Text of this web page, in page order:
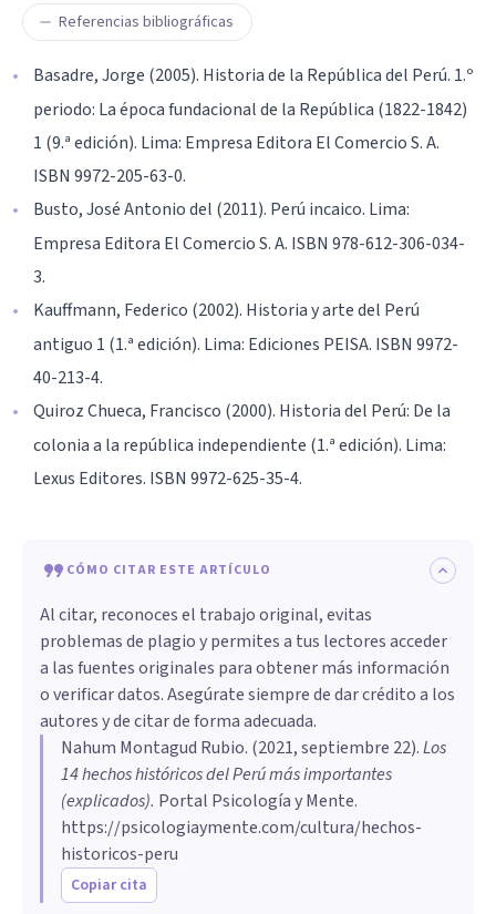
Referencias bibliográficas
Basadre, Jorge (2005). Historia de la República del Perú. 1.º
periodo: La época fundacional de la República (1822-1842)
1 (9.ª edición). Lima: Empresa Editora El Comercio S. A.
ISBN 9972-205-63-0.
Busto, José Antonio del (2011). Perú incaico. Lima:
Empresa Editora El Comercio S. A. ISBN 978-612-306-034-
3.
Kauffmann, Federico (2002). Historia y arte del Perú
antiguo 1 (1.ª edición). Lima: Ediciones PEISA. ISBN 9972-
40-213-4.
Quiroz Chueca, Francisco (2000). Historia del Perú: De la
colonia a la república independiente (1.ª edición). Lima:
Lexus Editores. ISBN 9972-625-35-4.
CÓMO CITAR ESTE ARTÍCULO
Al citar, reconoces el trabajo original, evitas
problemas de plagio y permites a tus lectores acceder
a las fuentes originales para obtener más información
o verificar datos. Asegúrate siempre de dar crédito a los
autores y de citar de forma adecuada.
Nahum Montagud Rubio. (2021, septiembre 22).Los
14 hechos históricos del Perú más importantes
(explicados). Portal Psicología y Mente.
https://psicologiaymente.com/cultura/hechos-
historicos-peru
Copiar cita